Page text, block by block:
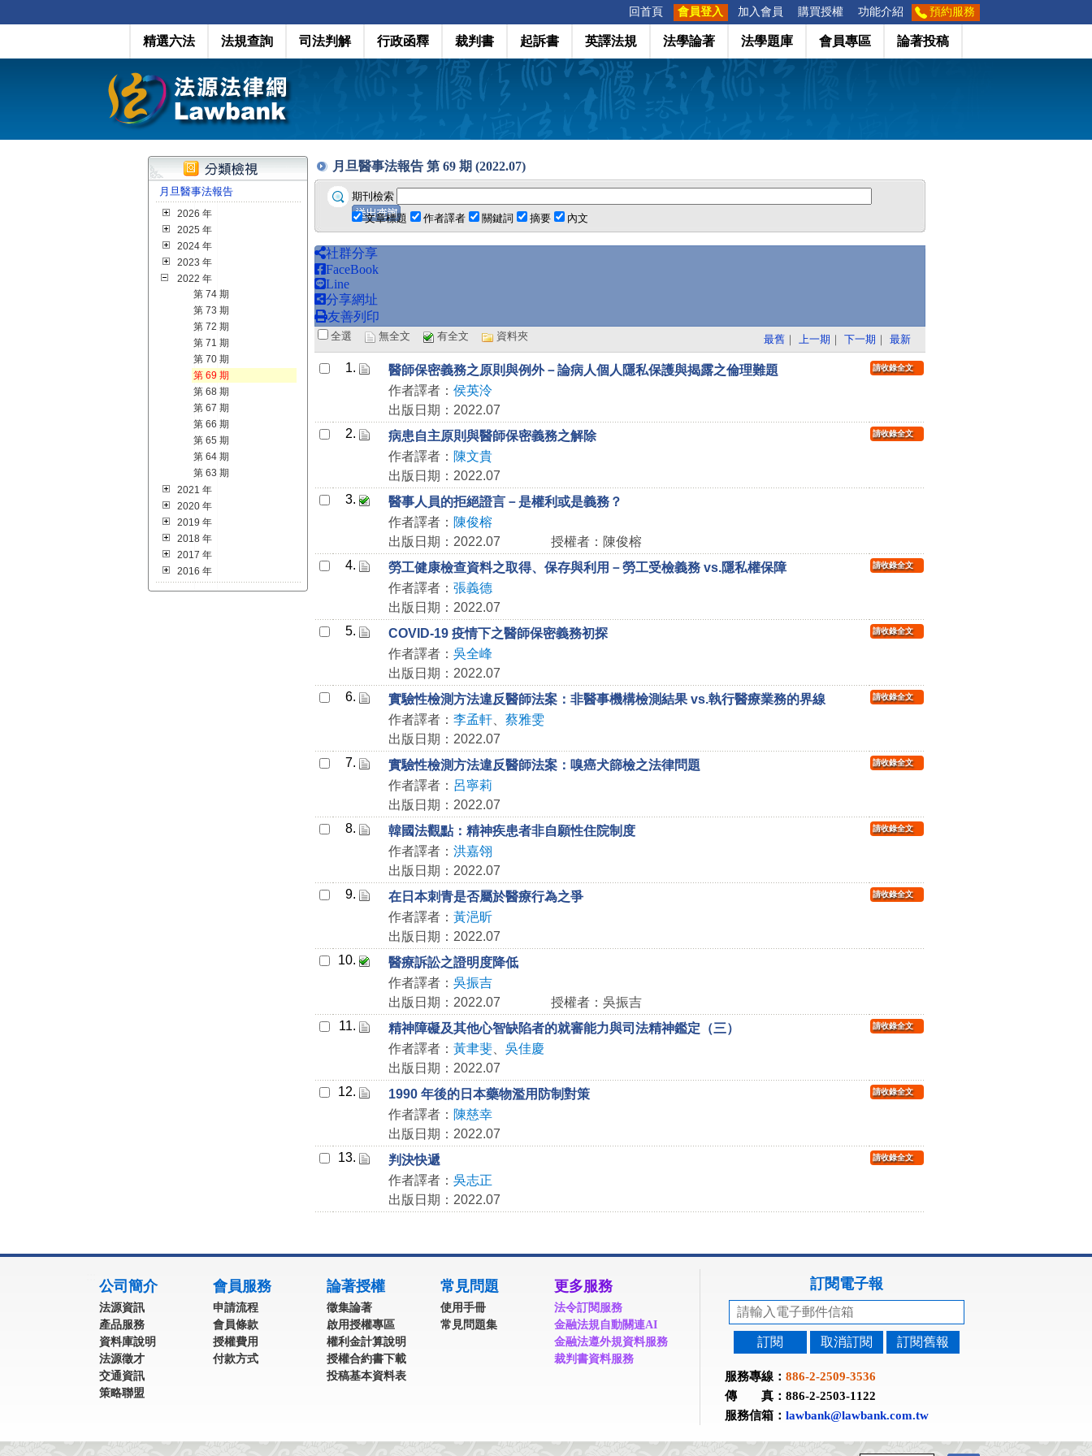
回首頁 會員登入 加入會員 購買授權 功能介紹 預約服務
精選六法 法規查詢 司法判解 行政函釋 裁判書 起訴書 英譯法規 法學論著 法學題庫 會員專區 論著投稿
月旦醫事法報告
2026 年
2025 年
2024 年
2023 年
2022 年
第 74 期
第 73 期
第 72 期
第 71 期
第 70 期
第 69 期
第 68 期
第 67 期
第 66 期
第 65 期
第 64 期
第 63 期
2021 年
2020 年
2019 年
2018 年
2017 年
2016 年
月旦醫事法報告 第 69 期 (2022.07)
期刊檢索
文章標題
作者譯者 關鍵詞 摘要 內文
社群分享
FaceBook
Line
分享網址
友善列印
全選 無全文 有全文 資料夾 最舊 ｜ 上一期 ｜ 下一期 ｜ 最新
1.
醫師保密義務之原則與例外－論病人個人隱私保護與揭露之倫理難題
作者譯者： 侯英泠
出版日期：2022.07
請收錄全文
2.
病患自主原則與醫師保密義務之解除
作者譯者： 陳文貴
出版日期：2022.07
請收錄全文
3.
醫事人員的拒絕證言－是權利或是義務？
作者譯者： 陳俊榕
出版日期：2022.07
授權者：陳俊榕
4.
勞工健康檢查資料之取得、保存與利用－勞工受檢義務 vs.隱私權保障
作者譯者： 張義德
出版日期：2022.07
請收錄全文
5.
COVID-19 疫情下之醫師保密義務初探
作者譯者： 吳全峰
出版日期：2022.07
請收錄全文
6.
實驗性檢測方法違反醫師法案：非醫事機構檢測結果 vs.執行醫療業務的界線
作者譯者： 李孟軒、 蔡雅雯
出版日期：2022.07
請收錄全文
7.
實驗性檢測方法違反醫師法案：嗅癌犬篩檢之法律問題
作者譯者： 呂寧莉
出版日期：2022.07
請收錄全文
8.
韓國法觀點：精神疾患者非自願性住院制度
作者譯者： 洪嘉翎
出版日期：2022.07
請收錄全文
9.
在日本刺青是否屬於醫療行為之爭
作者譯者： 黃浥昕
出版日期：2022.07
請收錄全文
10.
醫療訴訟之證明度降低
作者譯者： 吳振吉
出版日期：2022.07
授權者：吳振吉
11.
精神障礙及其他心智缺陷者的就審能力與司法精神鑑定（三）
作者譯者： 黃聿斐、 吳佳慶
出版日期：2022.07
請收錄全文
12.
1990 年後的日本藥物濫用防制對策
作者譯者： 陳慈幸
出版日期：2022.07
請收錄全文
13.
判決快遞
作者譯者： 吳志正
出版日期：2022.07
請收錄全文
公司簡介
法源資訊
產品服務
資料庫說明
法源徵才
交通資訊
策略聯盟
會員服務
申請流程
會員條款
授權費用
付款方式
論著授權
徵集論著
啟用授權專區
權利金計算說明
授權合約書下載
投稿基本資料表
常見問題
使用手冊
常見問題集
更多服務
法令訂閱服務
金融法規自動關連AI
金融法遵外規資料服務
裁判書資料服務
訂閱電子報
訂閱 取消訂閱 訂閱舊報
服務專線： 886-2-2509-3536
傳 真：886-2-2503-1122
服務信箱： lawbank@lawbank.com.tw